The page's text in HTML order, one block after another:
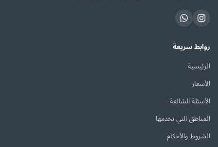
روابط سريعة
الرئيسية
الأسعار
الأسئلة الشائعة
المناطق التي نخدمها
الشروط والأحكام